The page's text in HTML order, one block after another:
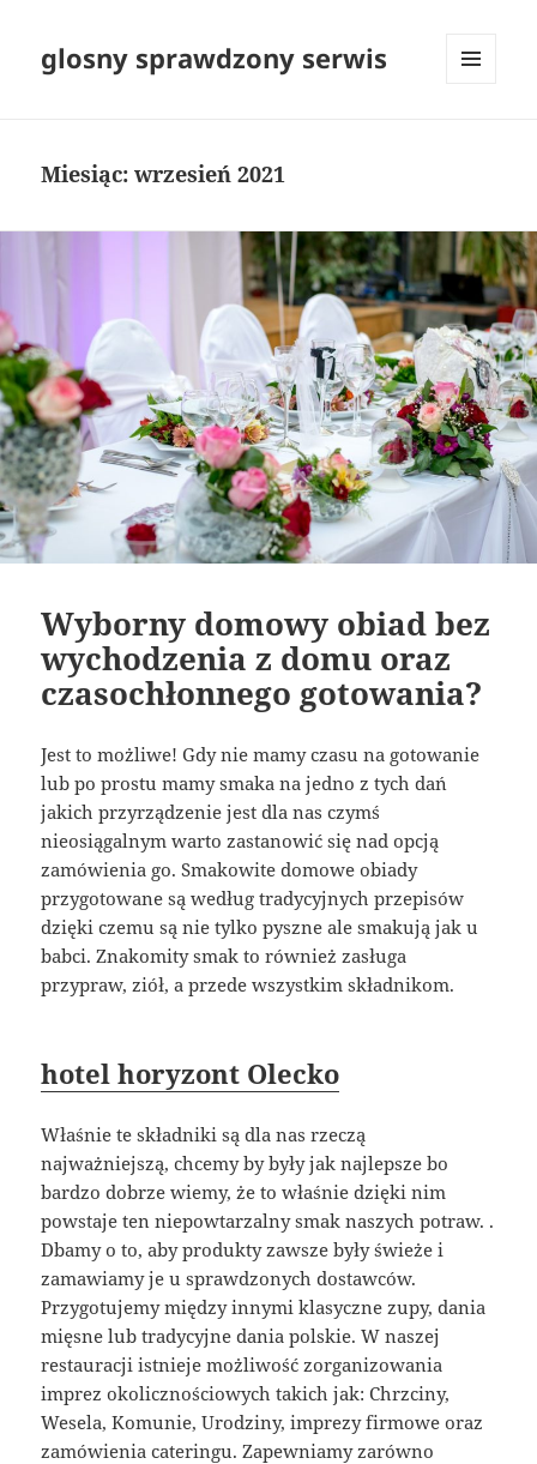
glosny sprawdzony serwis
Miesiąc:wrzesień 2021
Wyborny domowy obiad bez
wychodzenia z domu oraz
czasochłonnego gotowania?
Jest to możliwe! Gdy nie mamy czasu na gotowanie
lub po prostu mamy smaka na jedno z tych dań
jakich przyrządzenie jest dla nas czymś
nieosiągalnym warto zastanowić się nad opcją
zamówienia go. Smakowite domowe obiady
przygotowane są według tradycyjnych przepisów
dzięki czemu są nie tylko pyszne ale smakują jak u
babci. Znakomity smak to również zasługa
przypraw, ziół, a przede wszystkim składnikom.
hotel horyzont Olecko
Właśnie te składniki są dla nas rzeczą
najważniejszą, chcemy by były jak najlepsze bo
bardzo dobrze wiemy, że to właśnie dzięki nim
powstaje ten niepowtarzalny smak naszych potraw. .
Dbamy o to, aby produkty zawsze były świeże i
zamawiamy je u sprawdzonych dostawców.
Przygotujemy między innymi klasyczne zupy, dania
mięsne lub tradycyjne dania polskie. W naszej
restauracji istnieje możliwość zorganizowania
imprez okolicznościowych takich jak: Chrzciny,
Wesela, Komunie, Urodziny, imprezy firmowe oraz
zamówienia cateringu. Zapewniamy zarówno